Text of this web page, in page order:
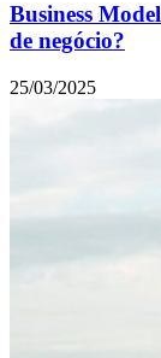
Business
de negócio?
25/03/2025